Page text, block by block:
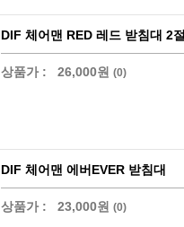
DIF 체어맨 RED 레드 받침대 2절
상품가 : 26,000원 (0)
DIF 체어맨 에버EVER 받침대
상품가 : 23,000원 (0)